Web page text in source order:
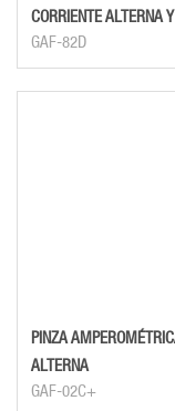
CORRIENTE ALTERNA
GAF-82D
PINZA
ALTERNA
GAF-02C+